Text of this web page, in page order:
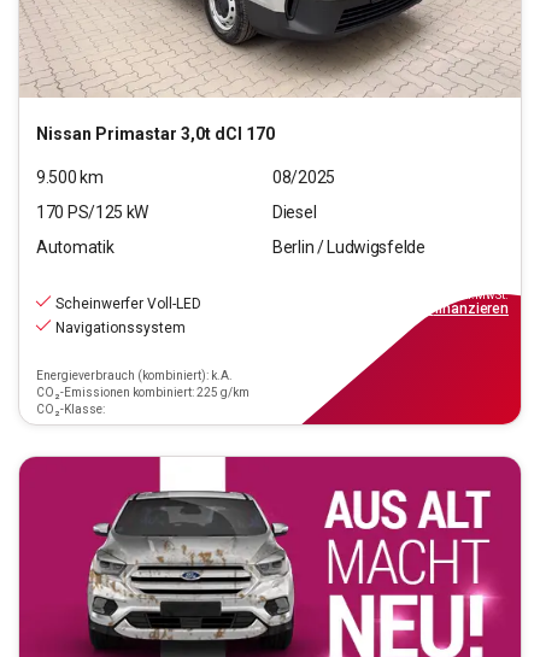
Nissan Primastar 3,0t dCI 170
9.500 km
08/2025
170 PS/125 kW
Diesel
Automatik
Berlin / Ludwigsfelde
Scheinwerfer Voll-LED
Navigationssystem
Energieverbrauch (kombiniert): k.A.
CO₂-Emissionen kombiniert: 225 g/km
CO₂-Klasse:
inkl.MwSt.
finanzieren